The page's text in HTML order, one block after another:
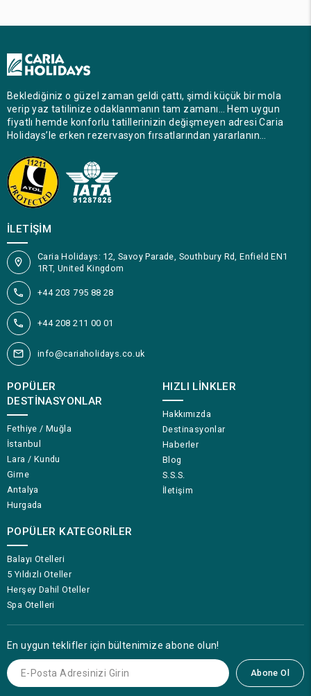
Beklediğiniz o güzel zaman geldi çattı, şimdi küçük bir mola
verip yaz tatilinize odaklanmanın tam zamanı… Hem uygun
fiyatlı hemde konforlu tatillerinizin değişmeyen adresi Caria
Holidays’le erken rezervasyon fırsatlarından yararlanın…
İLETIŞIM
Caria Holidays: 12, Savoy Parade, Southbury Rd, Enfield EN1
1RT, United Kingdom
+44 203 795 88 28
+44 208 211 00 01
info@cariaholidays.co.uk
POPÜLER
DESTINASYONLAR
Fethiye / Muğla
İstanbul
Lara / Kundu
Girne
Antalya
Hurgada
POPÜLER KATEGORILER
Balayı Otelleri
5 Yıldızlı Oteller
Herşey Dahil Oteller
Spa Otelleri
HIZLI LINKLER
Hakkımızda
Destinasyonlar
Haberler
Blog
S.S.S.
İletişim
En uygun teklifler için bültenimize abone olun!
Abone Ol